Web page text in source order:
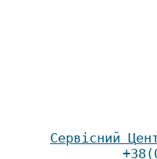
Сервісний Ц